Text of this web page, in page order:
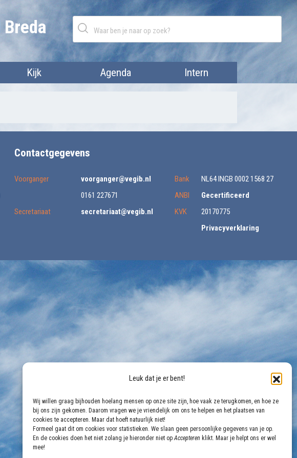
Leuk dat je er bent!
Wij willen graag bijhouden hoelang mensen op onze site zijn, hoe vaak ze terugkomen, en hoe ze
bij ons zijn gekomen. Daarom vragen we je vriendelijk om ons te helpen en het plaatsen van
cookies te accepteren. Maar dat hoeft natuurlijk niet!
Formeel gaat dit om cookies voor statistieken. We slaan geen persoonlijke gegevens van je op.
En de cookies doen het niet zolang je hieronder niet opAccepteren klikt. Maar je helpt ons er wel
mee!
Breda
Kijk Agenda Intern
Contactgegevens
Voorganger
voorganger@vegib.nl
0161 227671
Secretariaat
secretariaat@vegib.nl
Bank
NL64 INGB 0002 1568 27
ANBI
Gecertificeerd
KVK
20170775
Privacyverklaring